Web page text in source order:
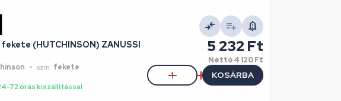
(HUTCHINSON) ZANUSSI
szín: fekete
72 órás kiszállítással
5 232 Ft
Nettó4 120 Ft
KOSÁRBA